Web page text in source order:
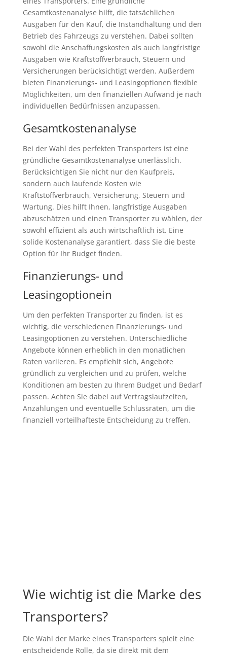
Gesamtkostenanalyse hilft, die tatsächlichen
Ausgaben für den Kauf, die Instandhaltung und den
Betrieb des Fahrzeugs zu verstehen. Dabei sollten
sowohl die Anschaffungskosten als auch langfristige
Ausgaben wie Kraftstoffverbrauch, Steuern und
Versicherungen berücksichtigt werden. Außerdem
bieten Finanzierungs- und Leasingoptionen flexible
Möglichkeiten, um den finanziellen Aufwand je nach
individuellen Bedürfnissen anzupassen.
Gesamtkostenanalyse
Bei der Wahl des perfekten Transporters ist eine
gründliche Gesamtkostenanalyse unerlässlich.
Berücksichtigen Sie nicht nur den Kaufpreis,
sondern auch laufende Kosten wie
Kraftstoffverbrauch, Versicherung, Steuern und
Wartung. Dies hilft Ihnen, langfristige Ausgaben
abzuschätzen und einen Transporter zu wählen, der
sowohl effizient als auch wirtschaftlich ist. Eine
solide Kostenanalyse garantiert, dass Sie die beste
Option für Ihr Budget finden.
Finanzierungs- und
Leasingoptionein
Um den perfekten Transporter zu finden, ist es
wichtig, die verschiedenen Finanzierungs- und
Leasingoptionen zu verstehen. Unterschiedliche
Angebote können erheblich in den monatlichen
Raten variieren. Es empfiehlt sich, Angebote
gründlich zu vergleichen und zu prüfen, welche
Konditionen am besten zu Ihrem Budget und Bedarf
passen. Achten Sie dabei auf Vertragslaufzeiten,
Anzahlungen und eventuelle Schlussraten, um die
finanziell vorteilhafteste Entscheidung zu treffen.
Wie wichtig ist die Marke des
Transporters?
Die Wahl der Marke eines Transporters spielt eine
entscheidende Rolle, da sie direkt mit dem